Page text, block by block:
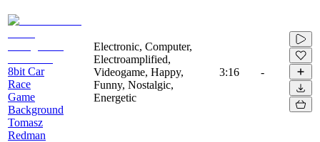
8bit Car
Race
Game
Background
Tomasz
Redman
Electronic, Computer,
Electroamplified,
Videogame, Happy,
Funny, Nostalgic,
Energetic
3:16 -